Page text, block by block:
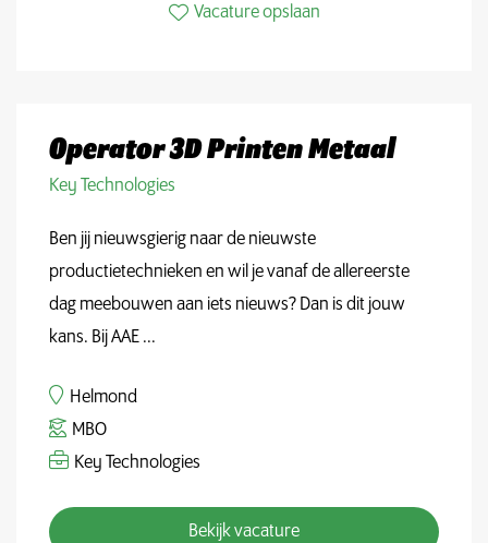
Vacature opslaan
Operator 3D Printen Metaal
Key Technologies
Ben jij nieuwsgierig naar de nieuwste
productietechnieken en wil je vanaf de allereerste
dag meebouwen aan iets nieuws? Dan is dit jouw
kans. Bij AAE ...
Helmond
MBO
Key Technologies
Bekijk vacature